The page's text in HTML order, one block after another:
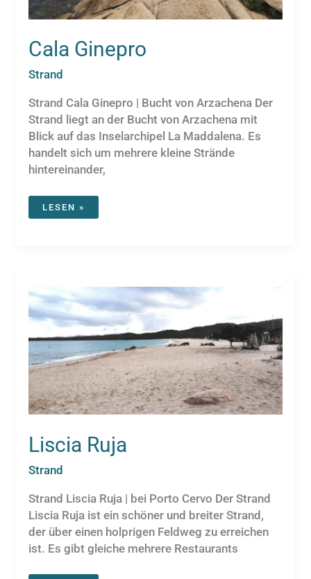
Cala Ginepro
Strand
Strand Cala Ginepro | Bucht von Arzachena Der
Strand liegt an der Bucht von Arzachena mit
Blick auf das Inselarchipel La Maddalena. Es
handelt sich um mehrere kleine Strände
hintereinander,
CALA
LESEN »
Liscia Ruja⁩
Strand
Strand Liscia Ruja⁩ | bei Porto Cervo Der Strand
Liscia Ruja ist ein schöner und breiter Strand,
der über einen holprigen Feldweg zu erreichen
ist. Es gibt gleiche mehrere Restaurants